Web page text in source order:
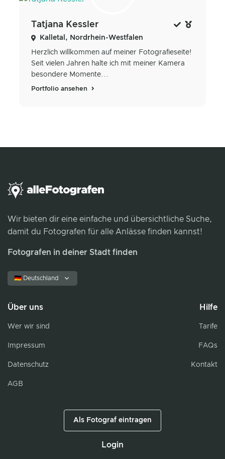
Tatjana Kessler
Kalletal, Nordrhein-Westfalen
Herzlich willkommen auf meiner Fotografieseite!
Seit vielen Jahren halte ich mit meiner Kamera
besondere Momente...
Portfolio ansehen
Wir bieten dir eine einfache und übersichtliche Suche,
damit du Fotografen für alle Anlässe finden kannst!
Fotografen in deiner Stadt finden
🇩🇪 Deutschland
Über uns
Wer wir sind
Impressum
Datenschutz
AGB
Hilfe
Tarife
FAQs
Kontakt
Als Fotograf eintragen
Login